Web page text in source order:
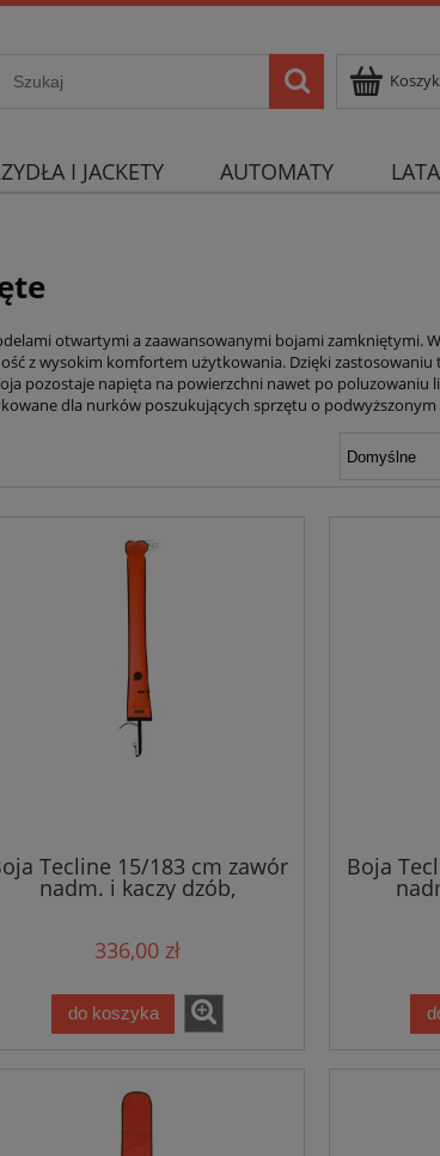
I JACKETY AUTOMATY
otwartymi a zaawansowanymi bojami zamkniętymi.
z wysokim komfortem użytkowania. Dzięki zastosowaniu
pozostaje napięta na powierzchni nawet po poluzowaniu
dla nurków poszukujących sprzętu o
Tecline 15/183 cm zawór
nadm. i kaczy dzób,
pomarańczowa
336,00 zł
do koszyka
Boja